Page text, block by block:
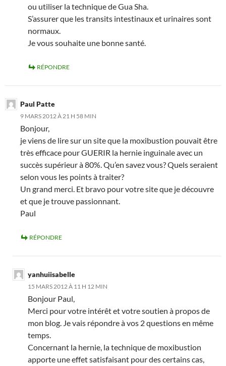
ou utiliser la technique de Gua Sha.
S’assurer que les transits intestinaux et urinaires sont
normaux.
Je vous souhaite une bonne santé.
RÉPONDRE
Paul Patte
9 MARS 2012 À 21 H 58 MIN
Bonjour,
je viens de lire sur un site que la moxibustion pouvait être
très efficace pour GUERIR la hernie inguinale avec un
succès supérieur à 80%. Qu’en savez vous? Quels seraient
selon vous les points à traiter?
Un grand merci. Et bravo pour votre site que je découvre
et que je trouve passionnant.
Paul
RÉPONDRE
yanhuiisabelle
15 MARS 2012 À 11 H 12 MIN
Bonjour Paul,
Merci pour votre intérêt et votre soutien à propos de
mon blog. Je vais répondre à vos 2 questions en même
temps.
Concernant la hernie, la technique de moxibustion
apporte une effet satisfaisant pour des certains cas,